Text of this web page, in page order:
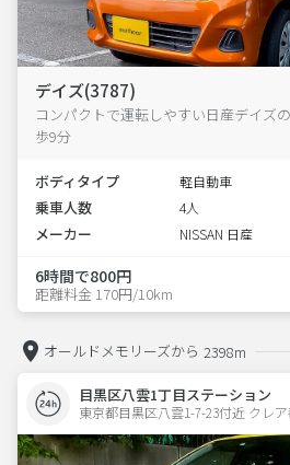
デイズ(3787)
コンパクトで運転しやすい日産デイズ
歩9分
ボディタイプ 軽自動車
乗車人数 4人
メーカー NISSAN 日産
6時間で800円
距離料金 170円/10km
オールドメモリーズから 2398m
目黒区八雲1丁目ステーション
東京都目黒区八雲1-7-23付近 クレ